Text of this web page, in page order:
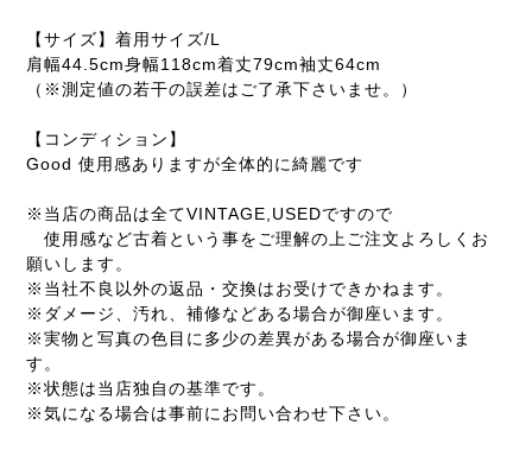
【サイズ】着用サイズ/L
肩幅44.5cm身幅118cm着丈79cm袖丈64cm
（※測定値の若干の誤差はご了承下さいませ。）
【コンディション】
Good 使用感ありますが全体的に綺麗です
※当店の商品は全てVINTAGE,USEDですので
使用感など古着という事をご理解の上ご注文よろしくお
願いします。
※当社不良以外の返品・交換はお受けできかねます。
※ダメージ、汚れ、補修などある場合が御座います。
※実物と写真の色目に多少の差異がある場合が御座いま
す。
※状態は当店独自の基準です。
※気になる場合は事前にお問い合わせ下さい。